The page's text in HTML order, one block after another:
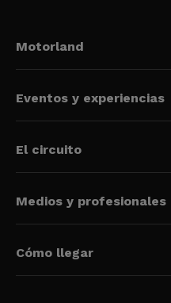
Motorland
Eventos y experiencias
El circuito
Medios y profesionales
Cómo llegar